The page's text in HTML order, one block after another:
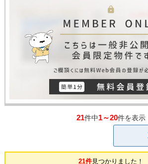
21件中1～20件を表示
21件見つかりました！